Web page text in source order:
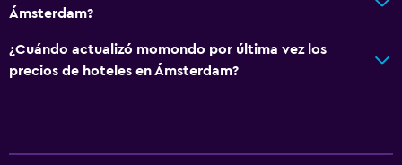
Ámsterdam?
¿Cuándo actualizó momondo por última vez los
precios de hoteles en Ámsterdam?